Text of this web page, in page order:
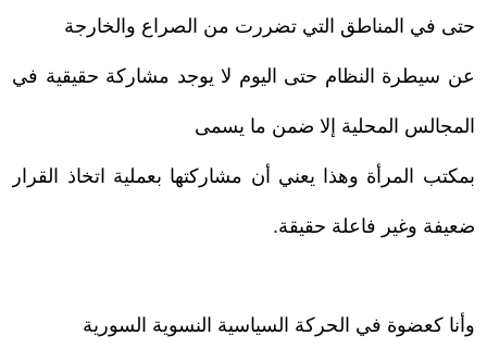
حتى في المناطق التي تضررت من الصراع والخارجة
عن سيطرة النظام حتى اليوم لا يوجد مشاركة حقيقية في
المجالس المحلية إلا ضمن ما يسمى
بمكتب المرأة وهذا يعني أن مشاركتها بعملية اتخاذ القرار
ضعيفة وغير فاعلة حقيقة.
وأنا كعضوة في الحركة السياسية النسوية السورية